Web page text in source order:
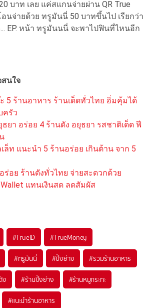
บาท เลย แค่สแกนจ่ายผ่าน QR True
อนจ่ายด้วย ทรูมันนี่ 50 บาทขึ้นไป เรียกว่า
EP. หน้า ทรูมันนนี่ จะพาไปฟินที่ไหนอีก
นใจ
5 ร้านอาหาร ร้านเด็ดทั่วไทย อิ่มคุ้มได้
ครัว
ยา อร่อย 4 ร้านดัง อยุธยา รสชาติเด็ด ฟี
ล็ท แนะนำ 5 ร้านอร่อย เกินต้าน จาก 5
ร่อย ร้านดังทั่วไทย จ่ายสะดวกด้วย
Wallet แทนเงินสด ลดสัมผัส
#TrueID #TrueMoney
#ทรูมันนี่ #ปิ้งย่าง #รวมร้านอาหาร
ง #ร้านปิ้งย่าง #ร้านหมูกระทะ
#แนะนำร้านอาหาร